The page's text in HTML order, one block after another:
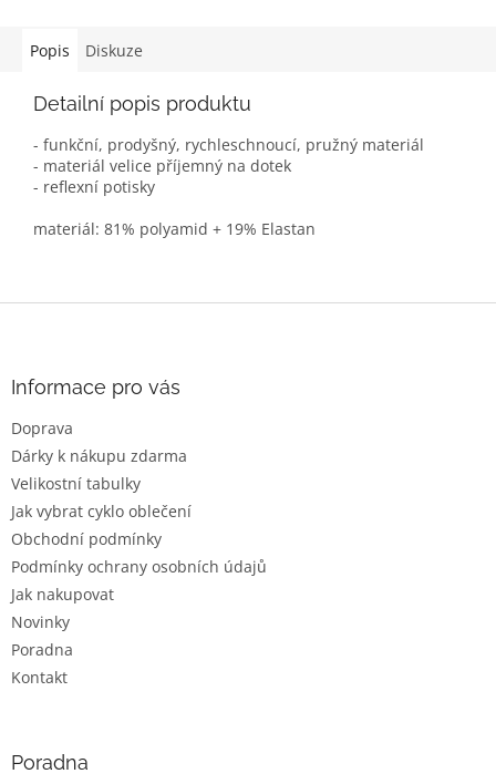
Popis Diskuze
Detailní popis produktu
- funkční, prodyšný, rychleschnoucí, pružný materiál
- materiál velice příjemný na dotek
- reflexní potisky
materiál: 81% polyamid + 19% Elastan
Informace pro vás
Doprava
Dárky k nákupu zdarma
Velikostní tabulky
Jak vybrat cyklo oblečení
Obchodní podmínky
Podmínky ochrany osobních údajů
Jak nakupovat
Novinky
Poradna
Kontakt
Poradna